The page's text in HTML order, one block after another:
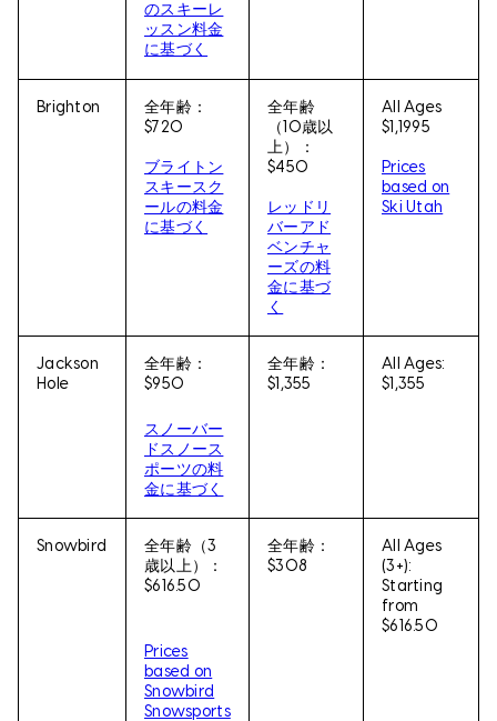
のスキーレ
ッスン料金
に基づく
Brighton
全年齢：
$720
ブライトン
スキースク
ールの料金
に基づく
全年齢
（10歳以
上）：
$450
レッドリ
バーアド
ベンチャ
ーズの料
金に基づ
く
All Ages
$1,1995
Prices
based on
Ski Utah
Jackson
Hole
全年齢：
$950
スノーバー
ドスノース
ポーツの料
金に基づく
全年齢：
$1,355
All Ages:
$1,355
Snowbird
全年齢（3
歳以上）：
$616.50
Prices
based on
Snowbird
Snowsports
全年齢：
$308
All Ages
(3+):
Starting
from
$616.50